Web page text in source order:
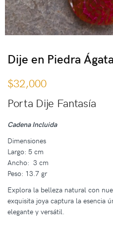
Dije en Piedra
$32,000
Porta Dije Fantasía
Cadena Incluida
Dimensiones
Largo: 5 cm
Ancho: 3 cm
Peso: 13.7 gr
Explora la belleza natural con
exquisita joya captura la esencia
elegante y versátil.